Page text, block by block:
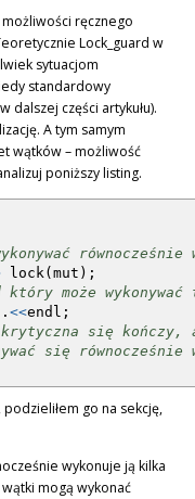
ręcznego
Lock_guard w
sytuacjom
standardowy
dalszej części artykułu).
A tym samym
wątków – możliwość
poniższy listing.
równocześnie
lock( mut ) ;
może
<<endl ;
krytyczna się
się równocześnie
podzieliłem go na sekcję,
wykonuje ją kilka
mogą wykonać